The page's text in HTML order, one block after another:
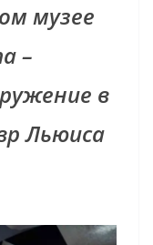
музее
–
в
Льюиса